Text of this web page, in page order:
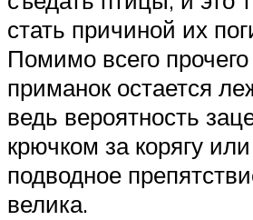
стать причиной их
Помимо всего
приманок остается
ведь вероятность
крючком за корягу
подводное
велика.